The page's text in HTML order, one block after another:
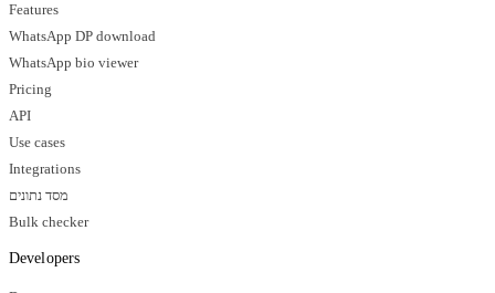
Features
WhatsApp DP download
WhatsApp bio viewer
Pricing
API
Use cases
Integrations
מסד נתונים
Bulk checker
Developers